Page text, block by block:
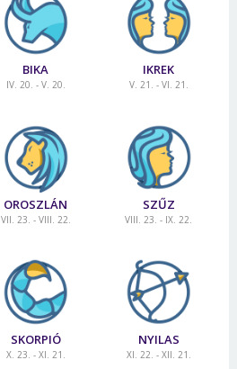
BIKA
IV. 20. - V. 20.
IKREK
V. 21. - VI. 21.
OROSZLÁN
VII. 23. - VIII. 22.
SZŰZ
VIII. 23. - IX. 22.
SKORPIÓ
X. 23. - XI. 21.
NYILAS
XI. 22. - XII. 21.